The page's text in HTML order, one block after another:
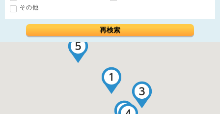
その他
再検索